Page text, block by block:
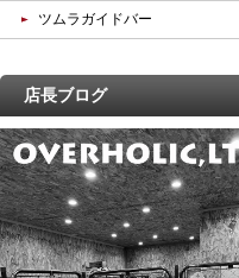
ツムラガイドバー
店長ブログ